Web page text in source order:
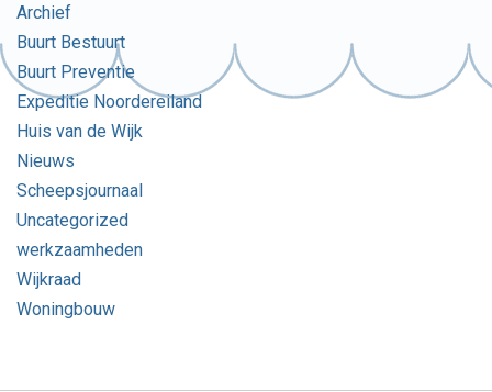
Archief
Buurt Bestuurt
Buurt Preventie
Expeditie Noordereiland
Huis van de Wijk
Nieuws
Scheepsjournaal
Uncategorized
werkzaamheden
Wijkraad
Woningbouw